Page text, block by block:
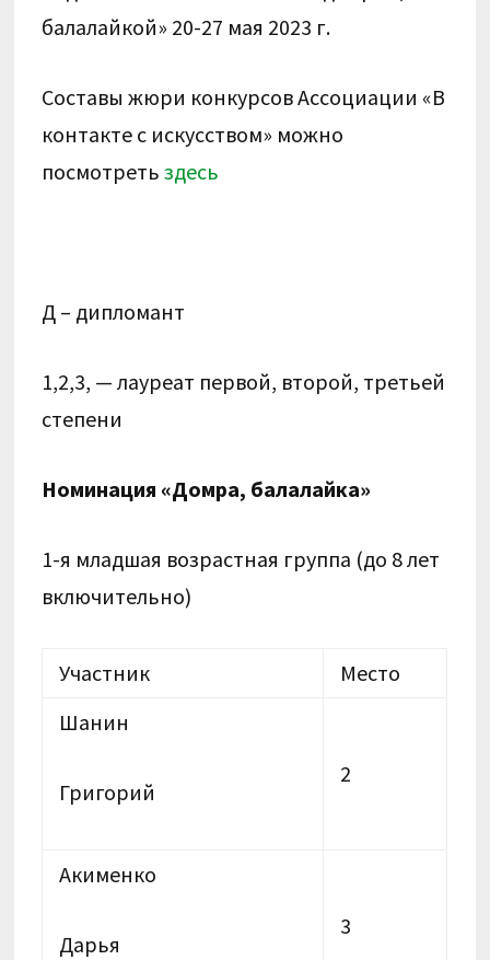
балалайкой» 20-27 мая 2023 г.
Составы жюри конкурсов Ассоциации «В
контакте с искусством» можно
посмотретьздесь
Д – дипломант
1,2,3, — лауреат первой, второй, третьей
степени
Номинация «Домра, балалайка»
1-я младшая возрастная группа (до 8 лет
включительно)
Участник
Место
Шанин
Григорий
2
Акименко
Дарья
3